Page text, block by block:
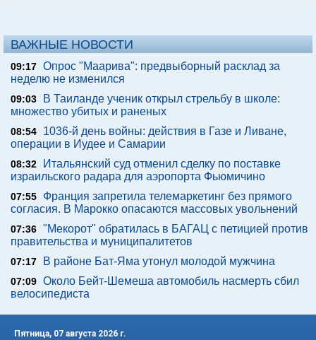
ВАЖНЫЕ НОВОСТИ
09:17 Опрос "Mаарива": предвыборный расклад за
неделю не изменился
09:03
В Таиланде ученик открыл стрельбу в школе:
множество убитых и раненых
08:54
1036-й день войны: действия в Газе и Ливане,
операции в Иудее и Самарии
08:32
Итальянский суд отменил сделку по поставке
израильского радара для аэропорта Фьюмичино
07:55
Франция запретила телемаркетинг без прямого
согласия. В Марокко опасаются массовых увольнений
07:36 "Мекорот" обратилась в БАГАЦ с петицией против
правительства и муниципалитетов
07:17 В районе Бат-Яма утонул молодой мужчина
07:09 Около Бейт-Шемеша автомобиль насмерть сбил
велосипедиста
Пятница, 07 августа 2026 г.